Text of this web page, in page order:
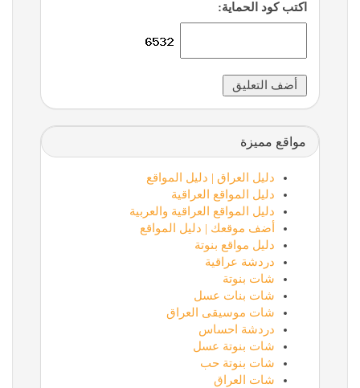
اكتب كود الحماية:
مواقع مميزة
دليل العراق | دليل المواقع
دليل المواقع العراقية
دليل المواقع العراقية والعربية
أضف موقعك | دليل المواقع
دليل مواقع بنوتة
دردشة عراقية
شات بنوتة
شات بنات عسل
شات موسيقى العراق
دردشة احساس
شات بنوتة عسل
شات بنوتة حب
شات العراق